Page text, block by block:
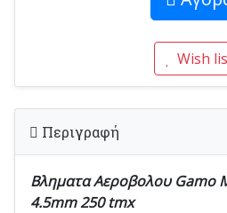
Wish
Περιγραφή
Βληματα Αεροβολου Gamo
4.5mm 250 tmx